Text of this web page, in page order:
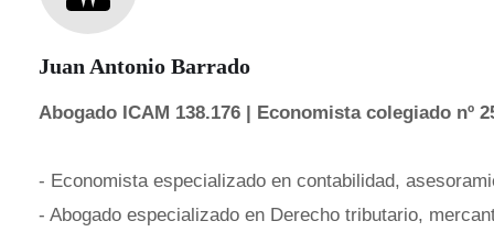
Juan Antonio Barrado
Abogado ICAM 138.176 | Economista colegiado nº
- Economista especializado en contabilidad,
- Abogado especializado en Derecho tributario,